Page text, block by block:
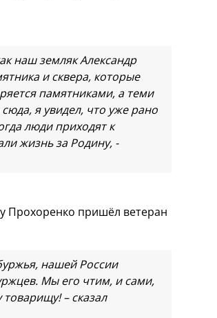
наш земляк Александр
и сквера, которые
памятниками, а теми
я увидел, что уже рано
люди приходят к
жизнь за Родину, -
Прохоренко пришёл ветеран
нашей России
Мы его чтим, и сами,
– сказал